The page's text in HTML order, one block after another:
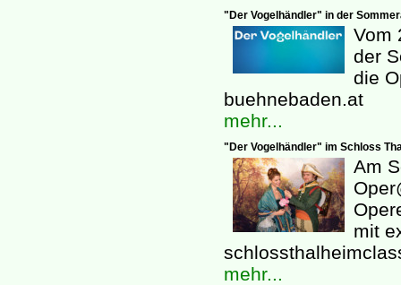
"Der Vogelhändler" in der
Vom
der
die
buehnebaden.at
mehr...
"Der Vogelhändler" im Schloss
Am
mit
mehr...